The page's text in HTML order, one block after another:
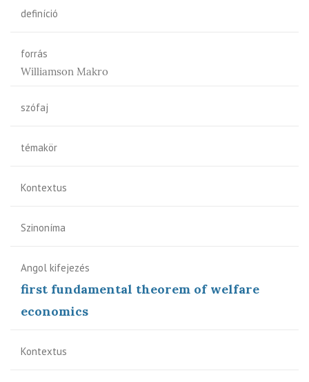
definíció
forrás
Williamson Makro
szófaj
témakör
Kontextus
Szinoníma
Angol kifejezés
first fundamental theorem of welfare
economics
Kontextus